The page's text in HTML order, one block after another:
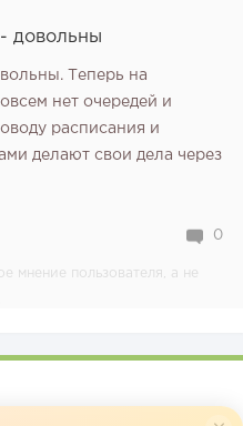
довольны
Теперь на
нет очередей и
расписания и
делают свои дела через
0
мнение пользователя, а не